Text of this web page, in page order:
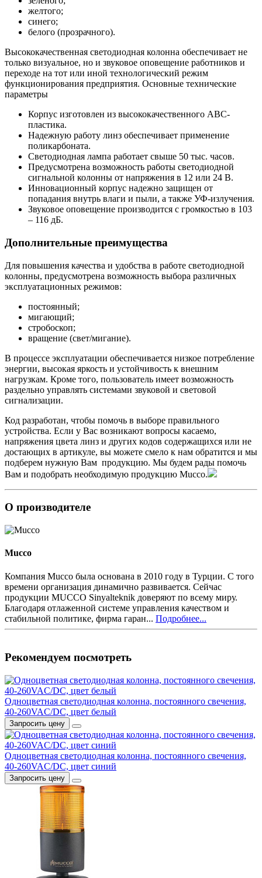
желтого;
синего;
белого (прозрачного).
Высококачественная светодиодная колонна обеспечивает не
только визуальное, но и звуковое оповещение работников и
переходе на тот или иной технологический режим
функционирования предприятия. Основные технические
параметры
Корпус изготовлен из высококачественного ABC-
пластика.
Надежную работу линз обеспечивает применение
поликарбоната.
Светодиодная лампа работает свыше 50 тыс. часов.
Предусмотрена возможность работы светодиодной
сигнальной колонны от напряжения в 12 или 24 В.
Инновационный корпус надежно защищен от
попадания внутрь влаги и пыли, а также УФ-излучения.
Звуковое оповещение производится с громкостью в 103
– 116 дБ.
Дополнительные преимущества
Для повышения качества и удобства в работе светодиодной
колонны, предусмотрена возможность выбора различных
эксплуатационных режимов:
постоянный;
мигающий;
стробоскоп;
вращение (свет/мигание).
В процессе эксплуатации обеспечивается низкое потребление
энергии, высокая яркость и устойчивость к внешним
нагрузкам. Кроме того, пользователь имеет возможность
раздельно управлять системами звуковой и световой
сигнализации.
Код разработан, чтобы помочь в выборе правильного
устройства. Если у Вас возникают вопросы касаемо,
напряжения цвета линз и других кодов содержащихся или не
достающих в артикуле, вы можете смело к нам обратится и мы
подберем нужную Вам продукцию. Мы будем рады помочь
Вам и подобрать необходимую продукцию Mucco.
О производителе
Mucco
Компания Mucco была основана в 2010 году в Турции. С того
времени организация динамично развивается. Сейчас
продукции MUCCO Sinyalteknik доверяют по всему миру.
Благодаря отлаженной системе управления качеством и
стабильной политике, фирма гаран... Подробнее...
Рекомендуем посмотреть
Одноцветная светодиодная колонна, постоянного свечения,
40-260VAC/DC, цвет белый
Запросить цену
Одноцветная светодиодная колонна, постоянного свечения,
40-260VAC/DC, цвет синий
Запросить цену